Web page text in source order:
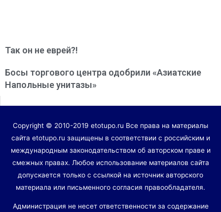
Так он не еврей?!
Босы торгового центра одобрили «Азиатские
Напольные унитазы»
Copyright © 2010-2019 etotupo.ru Все права на материалы
сайта etotupo.ru защищены в соответствии с российским и
международным законодательством об авторском праве и
смежных правах. Любое использование материалов сайта
допускается только с ссылкой на источник авторского
материала или письменного согласия правообладателя.
Администрация не несет ответственности за содержание